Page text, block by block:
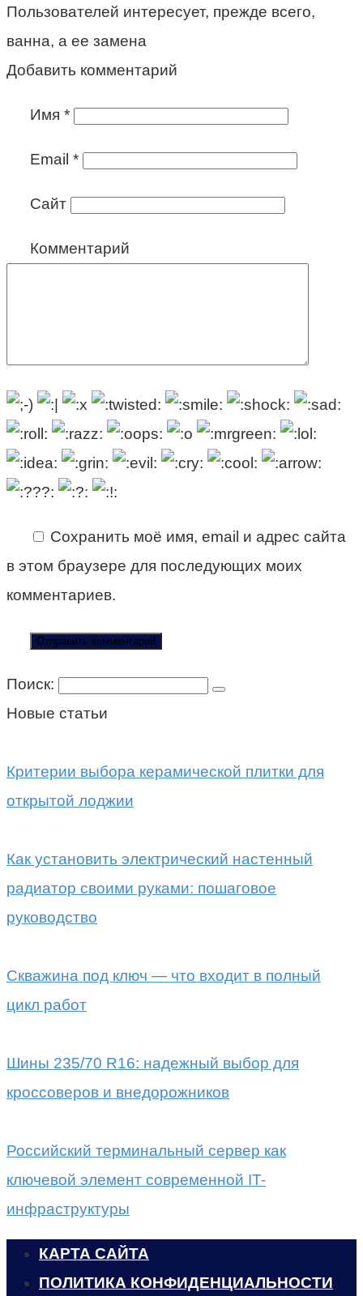
Пользователей интересует, прежде всего,
ванна, а ее замена
Добавить комментарий
Имя *
Email *
Сайт
Комментарий
Сохранить моё имя, email и адрес сайта
в этом браузере для последующих моих
комментариев.
Поиск:
Новые статьи
Критерии выбора керамической плитки для
открытой лоджии
Как установить электрический настенный
радиатор своими руками: пошаговое
руководство
Скважина под ключ — что входит в полный
цикл работ
Шины 235/70 R16: надежный выбор для
кроссоверов и внедорожников
Российский терминальный сервер как
ключевой элемент современной IT-
инфраструктуры
КАРТА САЙТА
ПОЛИТИКА КОНФИДЕНЦИАЛЬНОСТИ